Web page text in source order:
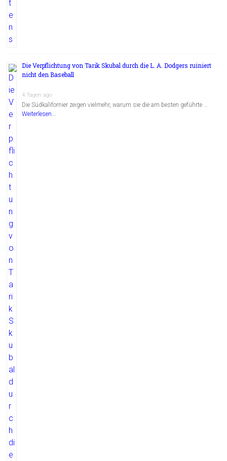
Die Verpflichtung von Tarik Skubal durch die L. A. Dodgers ruiniert
nicht den Baseball
4 Tagen ago
Die Südkalifornier zeigen vielmehr, warum sie die am besten geführte …
Weiterlesen...